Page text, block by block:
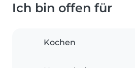
Ich bin offen für
Kochen